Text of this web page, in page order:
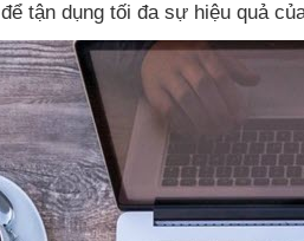
để tận dụng tối đa sự hiệu quả